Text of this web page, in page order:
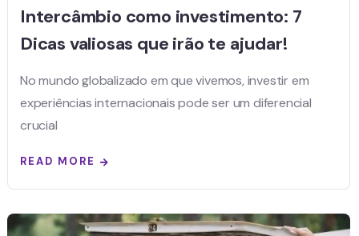
Intercâmbio como investimento: 7
Dicas valiosas que irão te ajudar!
No mundo globalizado em que vivemos, investir em
experiências internacionais pode ser um diferencial
crucial
READ MORE